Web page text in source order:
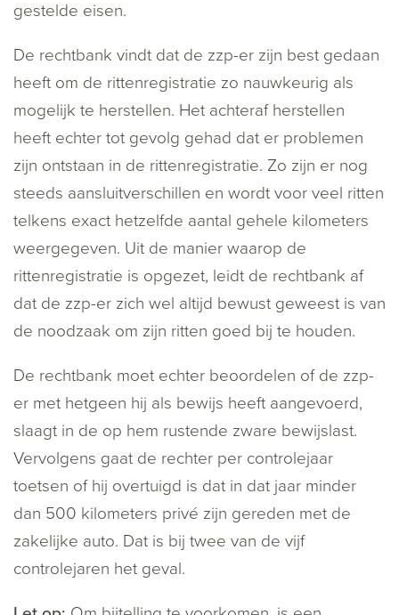
gestelde eisen.
De rechtbank vindt dat de zzp-er zijn best gedaan
heeft om de rittenregistratie zo nauwkeurig als
mogelijk te herstellen. Het achteraf herstellen
heeft echter tot gevolg gehad dat er problemen
zijn ontstaan in de rittenregistratie. Zo zijn er nog
steeds aansluitverschillen en wordt voor veel ritten
telkens exact hetzelfde aantal gehele kilometers
weergegeven. Uit de manier waarop de
rittenregistratie is opgezet, leidt de rechtbank af
dat de zzp-er zich wel altijd bewust geweest is van
de noodzaak om zijn ritten goed bij te houden.
De rechtbank moet echter beoordelen of de zzp-
er met hetgeen hij als bewijs heeft aangevoerd,
slaagt in de op hem rustende zware bewijslast.
Vervolgens gaat de rechter per controlejaar
toetsen of hij overtuigd is dat in dat jaar minder
dan 500 kilometers privé zijn gereden met de
zakelijke auto. Dat is bij twee van de vijf
controlejaren het geval.